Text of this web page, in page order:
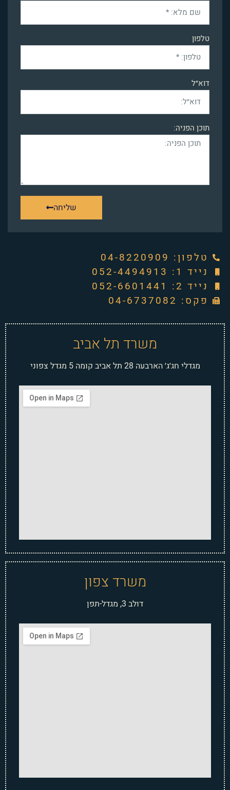
טלפון
דוא״ל
תוכן הפניה:
שליחה
טלפון: ‭04-8220909‬
נייד 1: 052-4494913
נייד 2: 052-6601441
פקס: 04-6737082
משרד תל אביב
מגדלי חג׳ג׳ הארבעה 28 תל אביב קומה 5 מגדל צפוני
משרד צפון
דולב 3, מגדל-תפן